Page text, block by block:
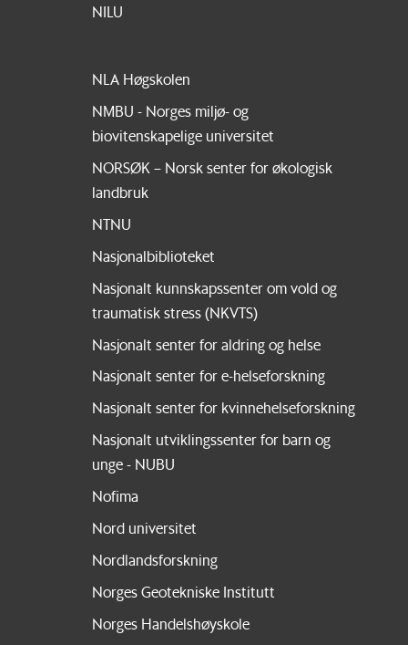
NILU
NLA Høgskolen
NMBU - Norges miljø- og
biovitenskapelige universitet
NORSØK – Norsk senter for økologisk
landbruk
NTNU
Nasjonalbiblioteket
Nasjonalt kunnskapssenter om vold og
traumatisk stress (NKVTS)
Nasjonalt senter for aldring og helse
Nasjonalt senter for e-helseforskning
Nasjonalt senter for kvinnehelseforskning
Nasjonalt utviklingssenter for barn og
unge - NUBU
Nofima
Nord universitet
Nordlandsforskning
Norges Geotekniske Institutt
Norges Handelshøyskole